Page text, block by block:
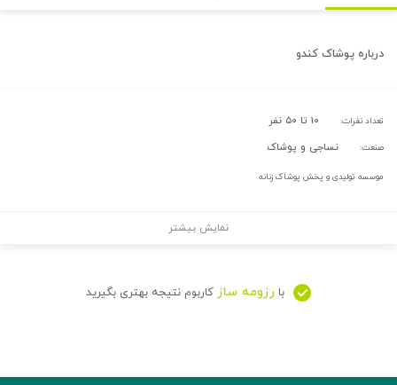
درباره پوشاک کندو
تعداد نفرات: ۱۰ تا ۵۰ نفر
صنعت: نساجی و پوشاک
موسسه تولیدی و پخش پوشاک زنانه
نمایش بیشتر
با رزومه ساز کاربوم نتیجه بهتری بگیرید